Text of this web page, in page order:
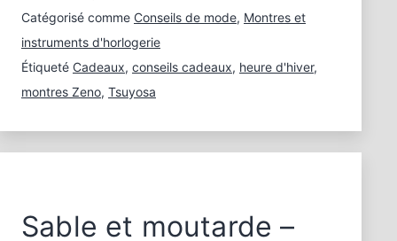
pays
des
contes
Catégorisé comme Conseils de mode, Montres et
instruments d'horlogerie
Étiqueté Cadeaux, conseils cadeaux, heure d'hiver,
montres Zeno, Tsuyosa
Sable et moutarde –